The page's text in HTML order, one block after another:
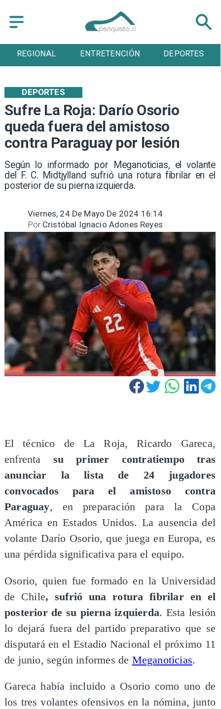
ENTRETENCIÓN DEPORTES CULTURA
Sufre La Roja: Darío Osorio
queda fuera del amistoso
contra Paraguay por lesión
Según lo informado por Meganoticias, el volante
del F. C. Midtjylland sufrió una rotura fibrilar en el
posterior de su pierna izquierda.
DEPORTES
Viernes, 24 De Mayo De 2024 16:14
Cristóbal Ignacio Adones Reyes
Por
El técnico de La Roja, Ricardo Gareca,
enfrenta su primer contratiempo tras
anunciar la lista de 24 jugadores
convocados para el amistoso contra
Paraguay, en preparación para la Copa
América en Estados Unidos. La ausencia del
volante Darío Osorio, que juega en Europa, es
una pérdida significativa para el equipo.
Osorio, quien fue formado en la Universidad
de Chile, sufrió una rotura fibrilar en el
posterior de su pierna izquierda. Esta lesión
lo dejará fuera del partido preparativo que se
disputará en el Estadio Nacional el próximo 11
de junio, según informes de Meganoticias.
Gareca había incluido a Osorio como uno de
los tres volantes ofensivos en la nómina, junto